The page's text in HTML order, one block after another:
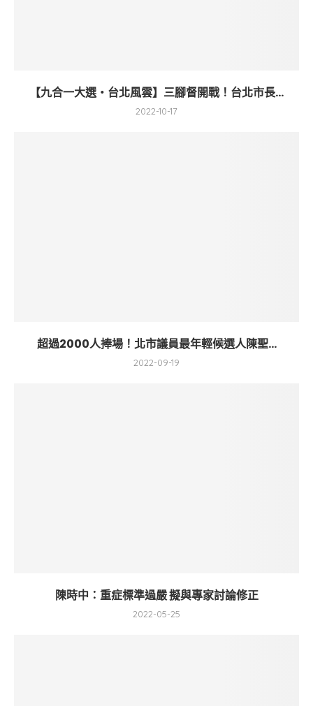
【九合一大選・台北風雲】三腳督開戰！台北市長...
2022-10-17
超過2000人捧場！北市議員最年輕候選人陳聖...
2022-09-19
陳時中：重症標準過嚴 擬與專家討論修正
2022-05-25